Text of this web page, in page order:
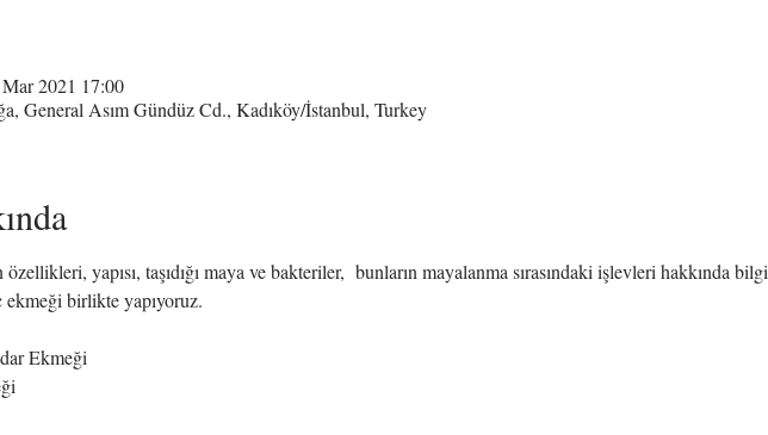
2021 17:00
General Asım Gündüz Cd., Kadıköy/İstanbul, Turkey
yapısı, taşıdığı maya ve bakteriler,  bunların mayalanma sırasındaki işlevleri hakkında bilgi
ekmeği birlikte yapıyoruz.
Ekmeği